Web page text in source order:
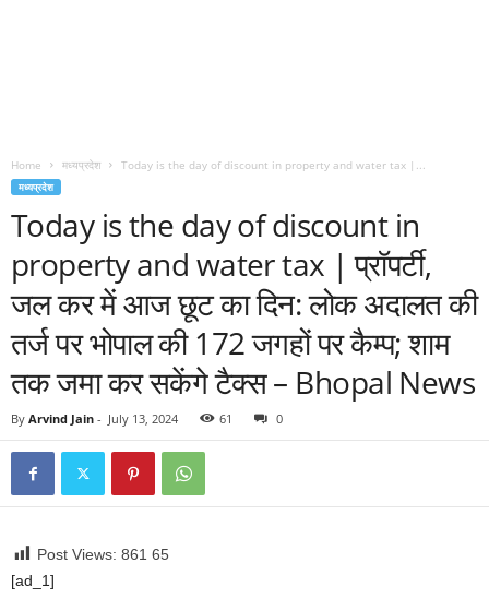
Home मध्यप्रदेश Today is the day of discount in property and water tax |...
मध्यप्रदेश
Today is the day of discount in
property and water tax | प्रॉपर्टी,
जल कर में आज छूट का दिन: लोक अदालत की
तर्ज पर भोपाल की 172 जगहों पर कैम्प; शाम
तक जमा कर सकेंगे टैक्स – Bhopal News
By Arvind Jain - July 13, 2024 61 0
Post Views: 861 65
[ad_1]